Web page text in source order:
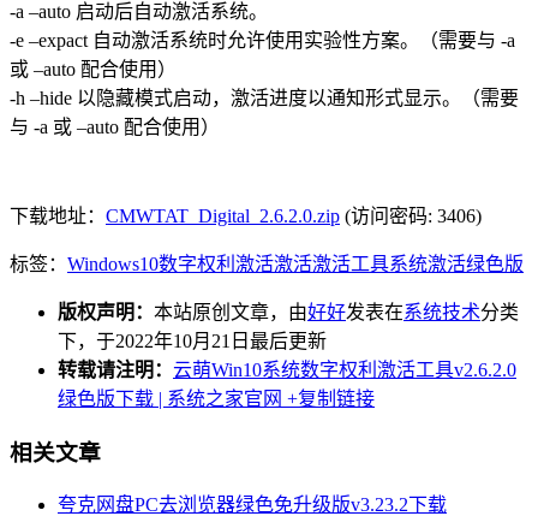
-a –auto 启动后自动激活系统。
-e –expact 自动激活系统时允许使用实验性方案。（需要与 -a
或 –auto 配合使用）
-h –hide 以隐藏模式启动，激活进度以通知形式显示。（需要
与 -a 或 –auto 配合使用）
下载地址： CMWTAT_Digital_2.6.2.0.zip (访问密码: 3406)
标签： Windows10数字权利激活激活激活工具系统激活绿色版
版权声明： 本站原创文章，由好好发表在系统技术分类
下，于2022年10月21日最后更新
转载请注明： 云萌Win10系统数字权利激活工具v2.6.2.0
绿色版下载 | 系统之家官网 +复制链接
相关文章
夸克网盘PC去浏览器绿色免升级版v3.23.2下载